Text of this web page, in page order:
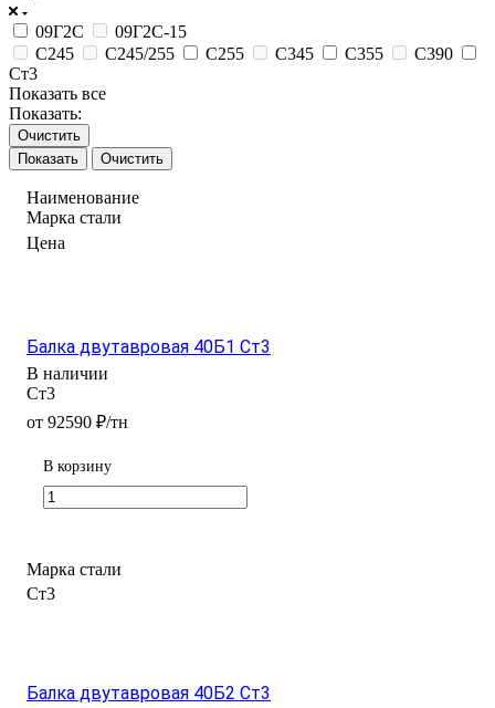
09Г2С
09Г2С-15
С245
С245/255 С255 С345 С355
С390
Ст3
Показать все
Показать:
Очистить
Очистить
Наименование
Марка стали
Цена
Балка двутавровая 40Б1 Ст3
В наличии
Ст3
от 92590 ₽/тн
В корзину
Марка стали
Ст3
Балка двутавровая 40Б2 Ст3